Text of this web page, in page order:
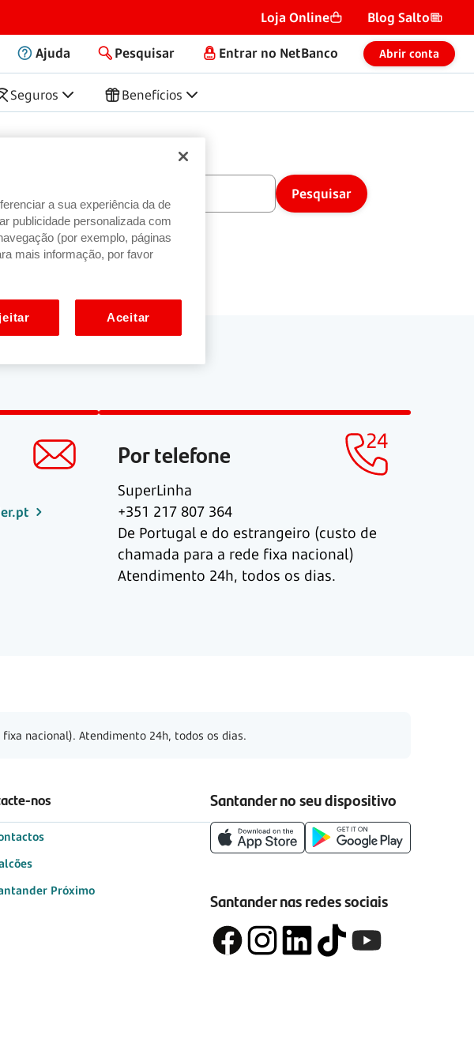
Loja Online Blog Salto
Ajuda Pesquisar Entrar no NetBanco Abrir conta
Seguros Benefícios
Por telefone
SuperLinha
+351 217 807 364
De Portugal e do estrangeiro (custo de
chamada para a rede fixa nacional)
Atendimento 24h, todos os dias.
nacional). Atendimento 24h, todos os dias.
nos
Próximo
Santander no seu dispositivo
Santander nas redes sociais
a sua experiência da de
publicidade personalizada com
(por exemplo, páginas
mais informação, por favor
Aceitar